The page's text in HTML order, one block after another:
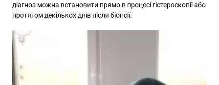
діагноз можна встановити прямо в процесі гістероскопії або
протягом декількох днів після біопсії.